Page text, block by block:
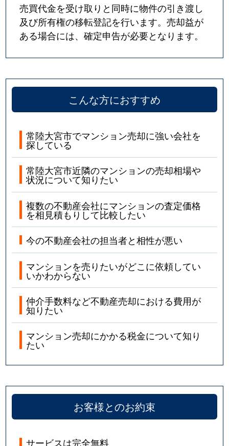
売買代金を受け取りと同時に物件の引き渡し
及び所有権の移転登記を行います。売却益が
ある場合には、確定申告が必要となります。
こんな方におすすめ
常陸大宮市でマンション売却に強い会社を
探している
常陸大宮市近隣のマンションの売却相場や
状況について知りたい
複数の不動産会社にマンションの査定価格
を相見積もりして比較したい
今の不動産会社の担当者と相性が悪い
マンションを売りたいがどこに依頼してい
いかわからない
仲介手数料など不動産売却における費用が
知りたい
マンション売却にかかる税金について知り
たい
お客様とのお約束
サービスは完全無料